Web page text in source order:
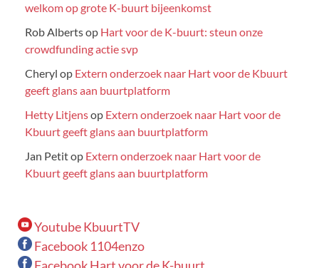
welkom op grote K-buurt bijeenkomst
Rob Albertsop Hart voor de K-buurt: steun onze
crowdfunding actie svp
Cheryl op Extern onderzoek naar Hart voor de Kbuurt
geeft glans aan buurtplatform
Hetty Litjensop Extern onderzoek naar Hart voor de
Kbuurt geeft glans aan buurtplatform
Jan Petitop Extern onderzoek naar Hart voor de
Kbuurt geeft glans aan buurtplatform
Youtube KbuurtTV
Facebook 1104enzo